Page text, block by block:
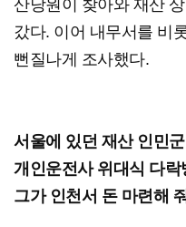
산당원이 찾아와 재산
갔다. 이어 내무서를 비
뻔질나게 조사했다.
서울에 있던 재산 인민
개인운전사 위대식 다락
그가 인천서 돈 마련해